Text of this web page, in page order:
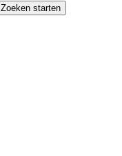
Zoeken starten